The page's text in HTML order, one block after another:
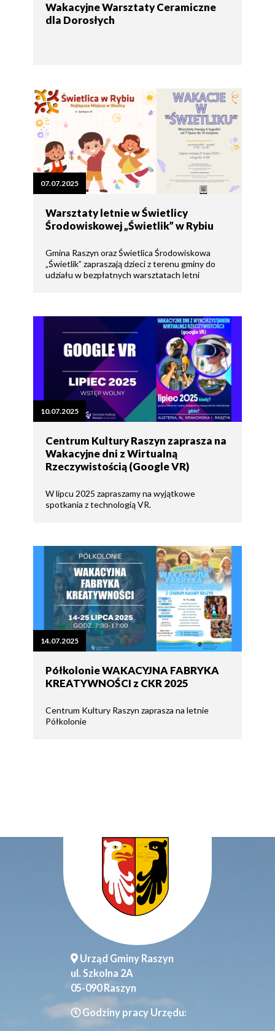
Wakacyjne Warsztaty Ceramiczne
dla Dorosłych
07.07.2025
Warsztaty letnie w Świetlicy
Środowiskowej „Świetlik” w Rybiu
Gmina Raszyn oraz Świetlica Środowiskowa
„Świetlik” zapraszają dzieci z terenu gminy do
udziału w bezpłatnych warsztatach letni
10.07.2025
Centrum Kultury Raszyn zaprasza na
Wakacyjne dni z Wirtualną
Rzeczywistością (Google VR)
W lipcu 2025 zapraszamy na wyjątkowe
spotkania z technologią VR.
14.07.2025
Półkolonie WAKACYJNA FABRYKA
KREATYWNOŚCI z CKR 2025
Centrum Kultury Raszyn zaprasza na letnie
Półkolonie
Urząd Gminy Raszyn
ul. Szkolna 2A
05-090 Raszyn
Godziny pracy Urzędu: